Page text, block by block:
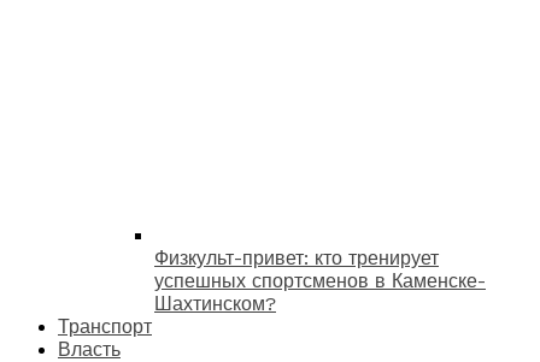
Физкульт-привет: кто тренирует
успешных спортсменов в Каменске-
Шахтинском?
Транспорт
Власть